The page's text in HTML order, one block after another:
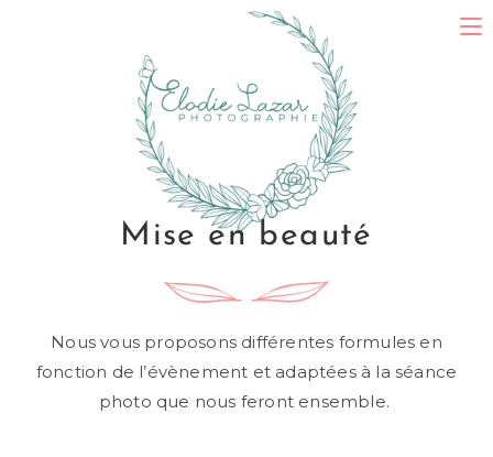
Mise en beauté
Nous vous proposons différentes formules en
fonction de l’évènement et adaptées à la séance
photo que nous feront ensemble.